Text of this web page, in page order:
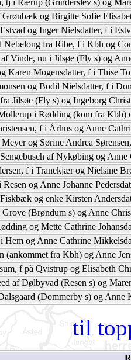
og Birgitte Sofie
og Inger Nielsdatter, f i
Nebelong fra Ribe, f i Kbh og
Vinde, nu i Jilsøe (Fly s) og
Karen Mogensdatter, f i Thise
og Bodil Nielsdatter, f i
Jilsøe (Fly s) og Ingeborg
i Rødding (kom fra Kbh)
f i Århus og Anne
og Sørine Andrea
af Nykøbing og
f i Tranekjær og Nielsine
og Anne Johanne
og enke Kirsten
Grove (Brøndum s) og Anne
og Mette Cathrine
i Hem og Anne Cathrine
(ankommet fra Kbh) og Anne
f på Qvistrup og Elisabeth
af Dølbyvad (Resen s) og
(Dommerby s) og Anne
til